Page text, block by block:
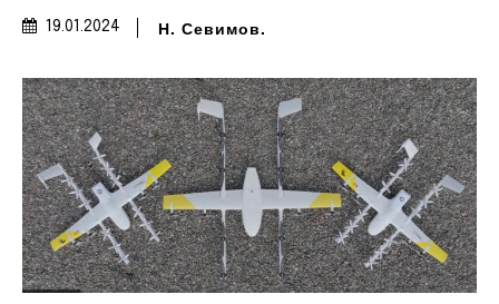
19.01.2024 Н. Севимов.